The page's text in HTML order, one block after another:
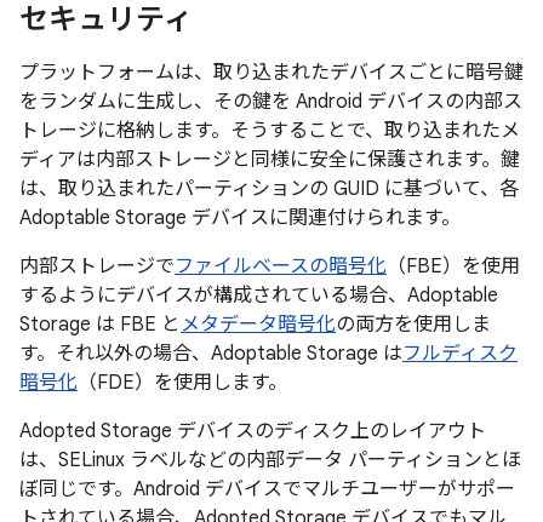
セキュリティ
プラットフォームは、取り込まれたデバイスごとに暗号鍵
をランダムに生成し、その鍵を Android デバイスの内部ス
トレージに格納します。そうすることで、取り込まれたメ
ディアは内部ストレージと同様に安全に保護されます。鍵
は、取り込まれたパーティションの GUID に基づいて、各
Adoptable Storage デバイスに関連付けられます。
内部ストレージでファイルベースの暗号化 （FBE）を使用
するようにデバイスが構成されている場合、Adoptable
Storage は FBE と メタデータ暗号化の両方を使用しま
す。それ以外の場合、Adoptable Storage はフルディスク
暗号化 （FDE）を使用します。
Adopted Storage デバイスのディスク上のレイアウト
は、SELinux ラベルなどの内部データ パーティションとほ
ぼ同じです。Android デバイスでマルチユーザーがサポー